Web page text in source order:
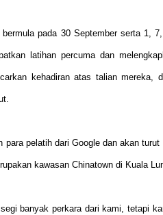
pada 30 September serta 1,
latihan percuma dan
kehadiran atas talian mereka,
pelatih dari Google dan akan
kawasan Chinatown di Kuala
banyak perkara dari kami, tetapi